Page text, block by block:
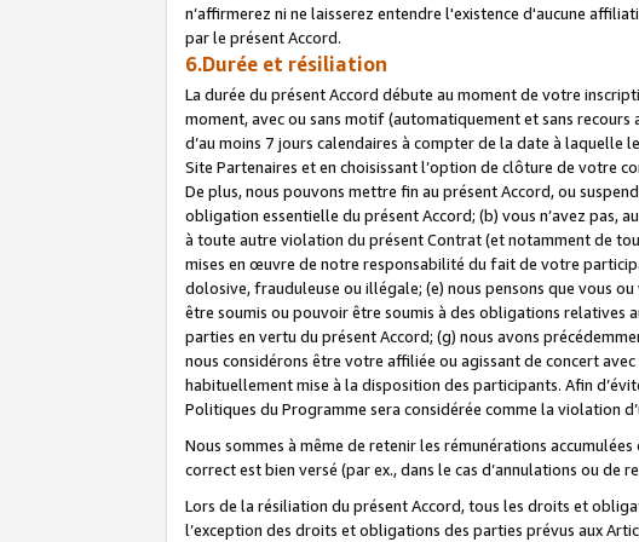
n’affirmerez ni ne laisserez entendre l'existence d'aucune
par le présent Accord.
6.Durée et résiliation
La durée du présent Accord débute au moment de votre
moment, avec ou sans motif (automatiquement et sans
d’au moins 7 jours calendaires à compter de la date à laquelle
Site Partenaires et en choisissant l’option de clôture de votre
De plus, nous pouvons mettre fin au présent Accord, ou
obligation essentielle du présent Accord; (b) vous n’avez pas,
à toute autre violation du présent Contrat (et notamment de
mises en œuvre de notre responsabilité du fait de votre
dolosive, frauduleuse ou illégale; (e) nous pensons que vous
être soumis ou pouvoir être soumis à des obligations relatives
parties en vertu du présent Accord; (g) nous avons
nous considérons être votre affiliée ou agissant de concert
habituellement mise à la disposition des participants. Afin
Politiques du Programme sera considérée comme la violation
Nous sommes à même de retenir les rémunérations
correct est bien versé (par ex., dans le cas d’annulations ou de
Lors de la résiliation du présent Accord, tous les droits et
l’exception des droits et obligations des parties prévus aux